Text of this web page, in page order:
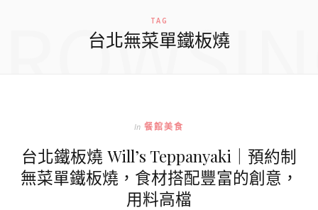
TAG
台北無菜單鐵板燒
In 餐館美食
台北鐵板燒 Will’s Teppanyaki｜預約制
無菜單鐵板燒，食材搭配豐富的創意，
用料高檔